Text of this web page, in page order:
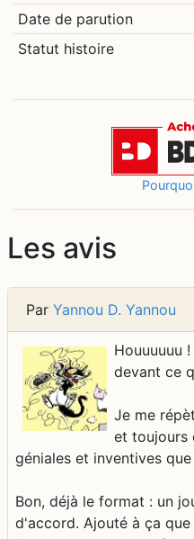
Date de parution
Statut histoire
Les avis
Par Yannou D. Yannou
Houuuuuu
devant ce
Je me
et toujours
géniales et inventives
Bon, déjà le format : un
d'accord. Ajouté à ça